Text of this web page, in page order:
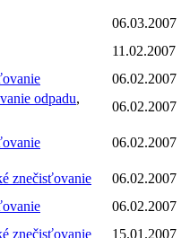
06.03.2007
11.02.2007
06.02.2007
odpadu,
06.02.2007
06.02.2007
znečisťovanie
06.02.2007
06.02.2007
znečisťovanie
15.01.2007